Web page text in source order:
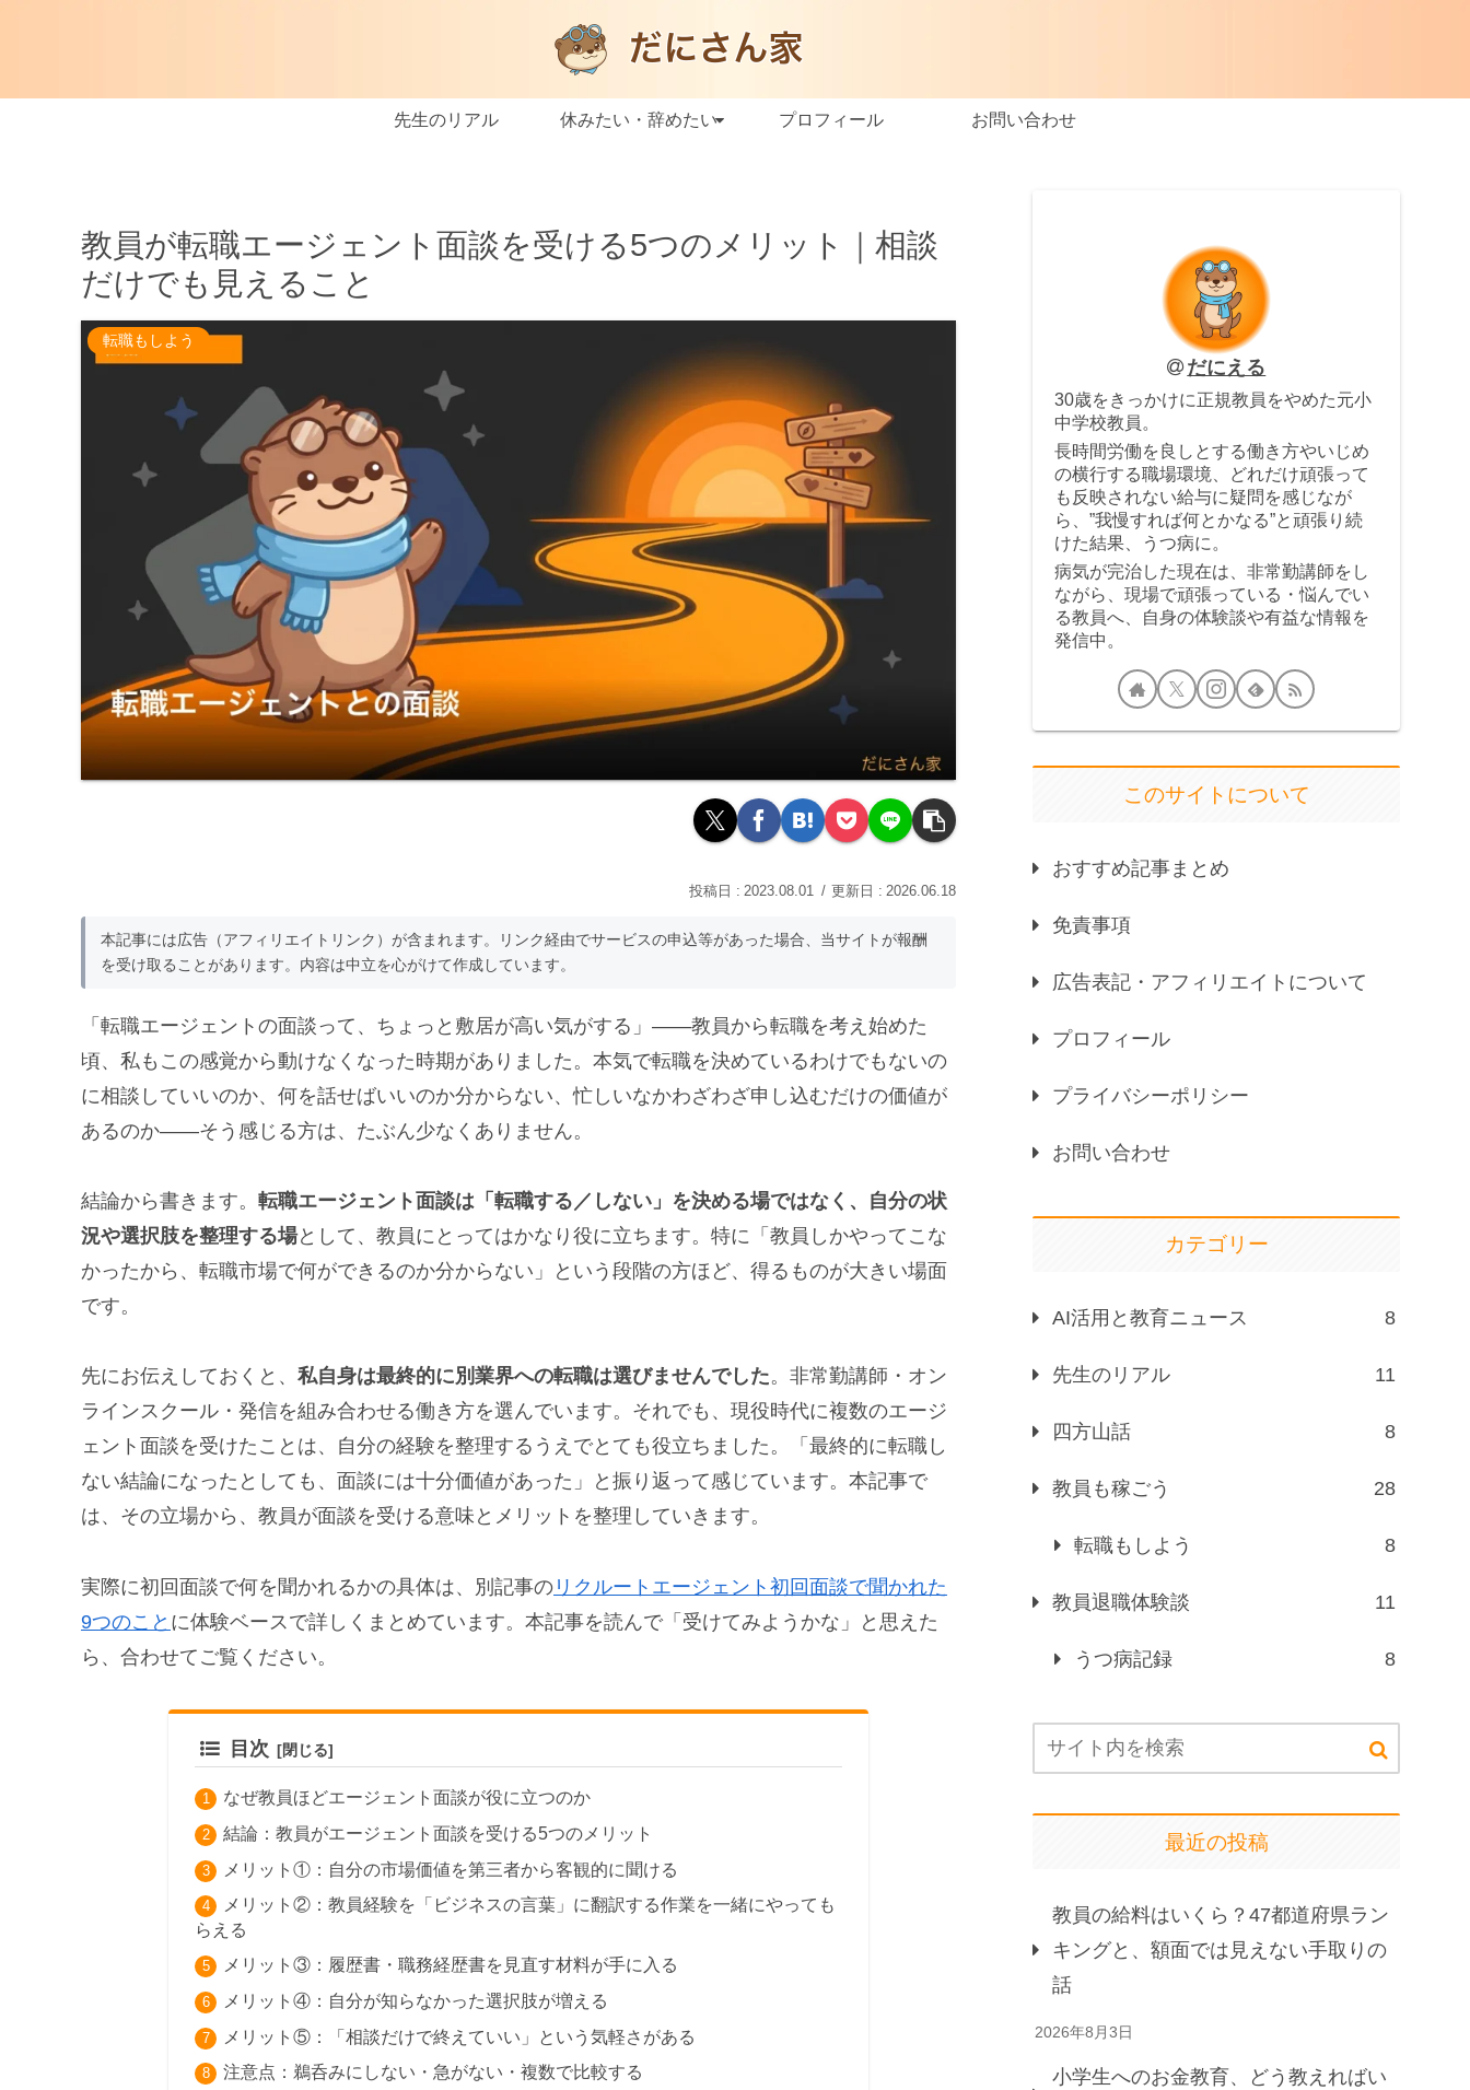
先生のリアル 休みたい・辞めたい プロフィール お問い合わせ
教員が転職エージェント面談を受ける5つのメリット｜相談
だけでも見えること
転職もしよう
2023.08.01 2026.06.18
本記事には広告（アフィリエイトリンク）が含まれます。リンク経由でサービスの申込等があった場合、当サイトが報酬
を受け取ることがあります。内容は中立を心がけて作成しています。
「転職エージェントの面談って、ちょっと敷居が高い気がする」――教員から転職を考え始めた
頃、私もこの感覚から動けなくなった時期がありました。本気で転職を決めているわけでもないの
に相談していいのか、何を話せばいいのか分からない、忙しいなかわざわざ申し込むだけの価値が
あるのか――そう感じる方は、たぶん少なくありません。
結論から書きます。 転職エージェント面談は「転職する／しない」を決める場ではなく、自分の状
況や選択肢を整理する場として、教員にとってはかなり役に立ちます。特に「教員しかやってこな
かったから、転職市場で何ができるのか分からない」という段階の方ほど、得るものが大きい場面
です。
先にお伝えしておくと、 私自身は最終的に別業界への転職は選びませんでした。非常勤講師・オン
ラインスクール・発信を組み合わせる働き方を選んでいます。それでも、現役時代に複数のエージ
ェント面談を受けたことは、自分の経験を整理するうえでとても役立ちました。「最終的に転職し
ない結論になったとしても、面談には十分価値があった」と振り返って感じています。本記事で
は、その立場から、教員が面談を受ける意味とメリットを整理していきます。
実際に初回面談で何を聞かれるかの具体は、別記事の リクルートエージェント初回面談で聞かれた
9つのこと に体験ベースで詳しくまとめています。本記事を読んで「受けてみようかな」と思えた
ら、合わせてご覧ください。
目次
なぜ教員ほどエージェント面談が役に立つのか
結論：教員がエージェント面談を受ける5つのメリット
メリット①：自分の市場価値を第三者から客観的に聞ける
メリット②：教員経験を「ビジネスの言葉」に翻訳する作業を一緒にやっても
らえる
メリット③：履歴書・職務経歴書を見直す材料が手に入る
メリット④：自分が知らなかった選択肢が増える
メリット⑤：「相談だけで終えていい」という気軽さがある
注意点：鵜呑みにしない・急がない・複数で比較する
だにえる
30歳をきっかけに正規教員をやめた元小
中学校教員。
長時間労働を良しとする働き方やいじめ
の横行する職場環境、どれだけ頑張って
も反映されない給与に疑問を感じなが
ら、”我慢すれば何とかなる”と頑張り続
けた結果、うつ病に。
病気が完治した現在は、非常勤講師をし
ながら、現場で頑張っている・悩んでい
る教員へ、自身の体験談や有益な情報を
発信中。
このサイトについて
おすすめ記事まとめ
免責事項
広告表記・アフィリエイトについて
プロフィール
プライバシーポリシー
お問い合わせ
カテゴリー
AI活用と教育ニュース 8
先生のリアル 11
四方山話 8
教員も稼ごう 28
転職もしよう 8
教員退職体験談 11
うつ病記録 8
最近の投稿
教員の給料はいくら？47都道府県ラン
キングと、額面では見えない手取りの
話
2026年8月3日
小学生へのお金教育、どう教えればい